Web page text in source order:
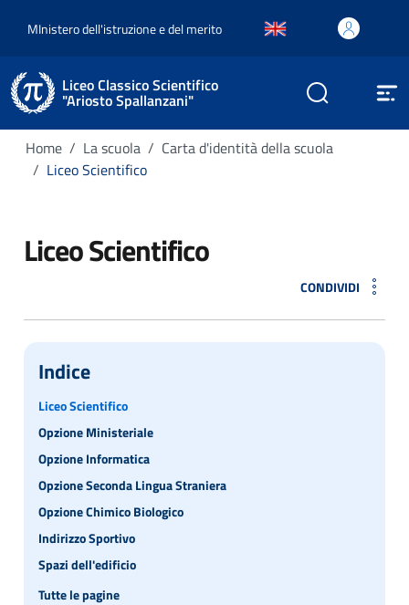
MInistero dell'istruzione e del merito
Liceo Classico Scientifico
"Ariosto Spallanzani"
Home La scuola
Carta d'identità della scuola
Liceo Scientifico
Liceo Scientifico
CONDIVIDI
Indice
Liceo Scientifico
Opzione Ministeriale
Opzione Informatica
Opzione Seconda Lingua Straniera
Opzione Chimico Biologico
Indirizzo Sportivo
Spazi dell'edificio
Tutte le pagine